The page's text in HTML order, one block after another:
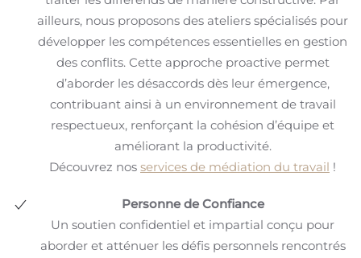
ailleurs, nous proposons des ateliers spécialisés pour
développer les compétences essentielles en gestion
des conflits. Cette approche proactive permet
d’aborder les désaccords dès leur émergence,
contribuant ainsi à un environnement de travail
respectueux, renforçant la cohésion d’équipe et
améliorant la productivité.
Découvrez nos services de médiation du travail !
Personne de Confiance
Un soutien confidentiel et impartial conçu pour
aborder et atténuer les défis personnels rencontrés